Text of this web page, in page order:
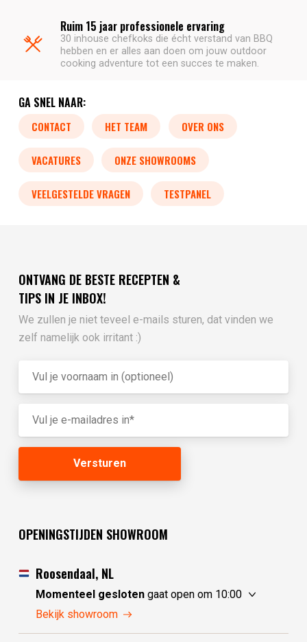
Ruim 15 jaar professionele ervaring
30 inhouse chefkoks die écht verstand van BBQ
hebben en er alles aan doen om jouw outdoor
cooking adventure tot een succes te maken.
GA SNEL NAAR:
CONTACT HET TEAM OVER ONS
VACATURES ONZE SHOWROOMS
VEELGESTELDE VRAGEN TESTPANEL
ONTVANG DE BESTE RECEPTEN &
TIPS IN JE INBOX!
We zullen je niet teveel e-mails sturen, dat vinden we
zelf namelijk ook irritant :)
OPENINGSTIJDEN SHOWROOM
Roosendaal, NL
Momenteel geslotengaat open om 10:00
donderdag
vrijdag
10:00 - 17:30
Bekijk showroom